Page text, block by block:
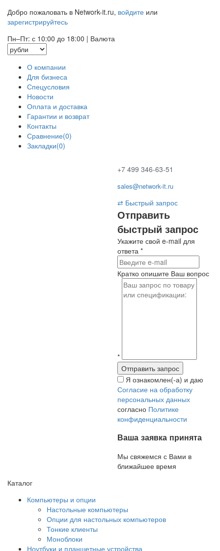
Добро пожаловать в Network-it.ru, войдите или
зарегистрируйтесь
Пн–Пт: с 10:00 до 18:00 | Валюта
О компании
Для бизнеса
Спецусловия
Новости
Оплата и доставка
Гарантии и возврат
Контакты
Сравнение(0)
Закладки(0)
+7 499 346-63-51
sales@network-it.ru
⇄ Быстрый запрос
Отправить
быстрый запрос
Укажите свой e-mail для
ответа *
Кратко опишите Ваш вопрос
*
Я ознакомлен(-а) и даю
Согласие на обработку
персональных данных
согласно Политике
конфиденциальности
Ваша заявка принята
Мы свяжемся с Вами в
ближайшее время
Каталог
Компьютеры и опции
Настольные компьютеры
Опции для настольных компьютеров
Тонкие клиенты
Моноблоки
Ноутбуки и планшетные устройства